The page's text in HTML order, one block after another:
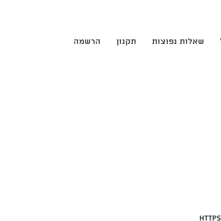
שאלות נפוצות תקנון הרשמה